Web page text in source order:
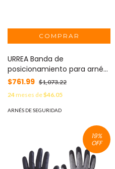
URREA Banda de
posicionamiento para arnés
de seguridad MOD: SYS-
$761.99 $1,073.22
24meses de$46.05
ARNÉS DE SEGURIDAD
19%
OFF